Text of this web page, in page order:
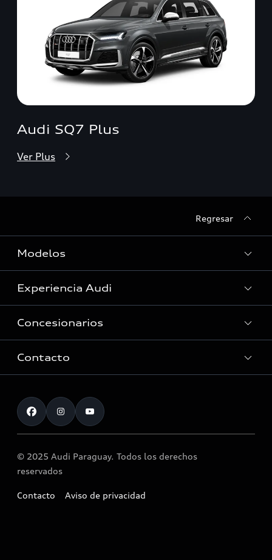
Audi SQ7 Plus
Ver Plus
Regresar
Modelos
Modelos
Experiencia Audi
Historia
Innovación Audi
Tecnologia quattro®
Audi Motorsport
Noticias
Concesionarios
Servicio Post Venta
Llamado a revisión airbag Takata
Contacto
Atención al cliente
© 2025 Audi Paraguay. Todos los derechos
reservados
Contacto Aviso de privacidad